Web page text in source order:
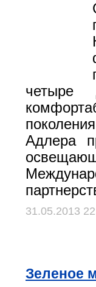
Адлера
31.05.2013
Зеленое